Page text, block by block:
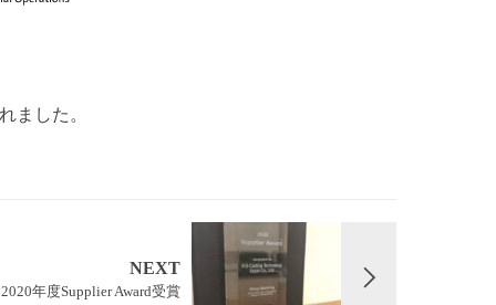
ました。
NEXT
年度Supplier Award受賞